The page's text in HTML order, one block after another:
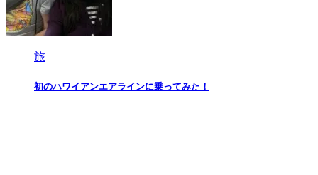
旅
初のハワイアンエアラインに乗ってみた！